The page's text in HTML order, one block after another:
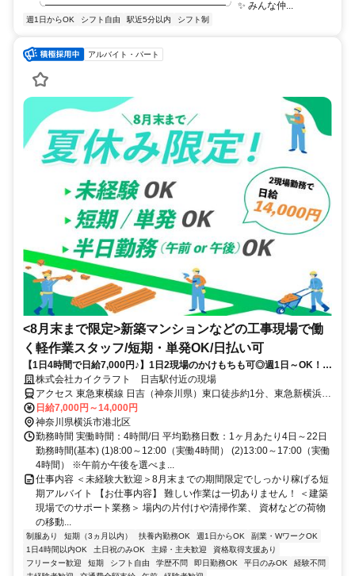
╰━━━━━━━━━━━━━━━━━━━╯ ✨ みんな仲...
週1日からOK シフト自由 駅近5分以内 シフト制
アルバイト・パート
<8月末まで限定>新築マンションなどの工事現場で働
く軽作業スタッフ/短期・単発OK/日払い可
【1日4時間で日給7,000円♪】1日2現場のかけもちも可◎週1日～OK！午
前・午後のみOK／即日リモート面接実施中／Wワーク(副業)大歓迎！／
1か月20回勤務で20,000円ボーナス支給キャンペーンスタート実施中!!
株式会社カイクラフト 日吉駅付近の現場
アクセス 東急東横線 日吉（神奈川県）東口徒歩約1分、東急新横浜線
日吉（神奈川県）東口徒歩約1分、東急目黒線 日吉（神奈川県）東口
徒歩約1分
日給7,000円～14,000円
神奈川県横浜市港北区
勤務時間 実働時間：4時間/日 平均勤務日数：1ヶ月あたり4日～22日
勤務時間(基本) (1)8:00～12:00（実働4時間） (2)13:00～17:00（実働
4時間） ※午前か午後を選べま...
仕事内容 ＜未経験大歓迎＞8月末までの期間限定でしっかり稼げる短
期アルバイト 【お仕事内容】 難しい作業は一切ありません！ ＜建築
現場でのサポート業務＞ 場内の片付けや清掃作業、 資材などの荷物
の移動...
制服あり 短期（3ヵ月以内） 扶養内勤務OK 週1日からOK
副業・WワークOK
1日4時間以内OK
土日祝のみOK 主婦・主夫歓迎
資格取得支援あり
フリーター歓迎
短期 シフト自由 学歴不問 即日勤務OK 平日のみOK
経験不問